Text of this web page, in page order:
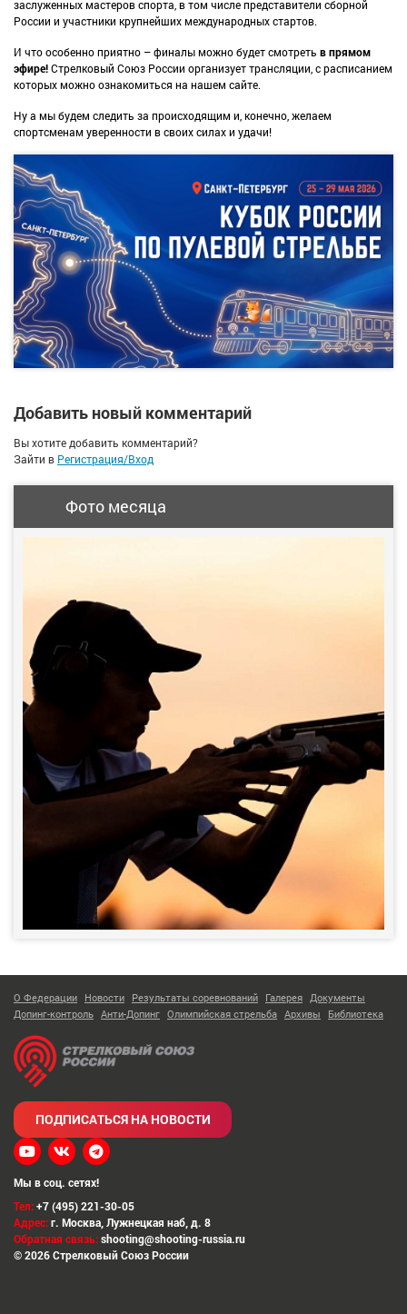
заслуженных мастеров спорта, в том числе представители сборной
России и участники крупнейших международных стартов.
И что особенно приятно – финалы можно будет смотреть в прямом
эфире!Стрелковый Союз России организует трансляции, с расписанием
которых можно ознакомиться на нашем сайте.
Ну а мы будем следить за происходящим и, конечно, желаем
спортсменам уверенности в своих силах и удачи!
Добавить новый комментарий
Вы хотите добавить комментарий?
Зайти в Регистрация/Вход
Фото месяца
О Федерации Новости Результаты соревнований Галерея Документы
Допинг-контроль Анти-Допинг Олимпийская стрельба Архивы Библиотека
Тел:+7 (495) 221-30-05
Адрес:г. Москва Лужнецкая наб, д. 8
Обратная связь:shooting@shooting-russia.ru
© 2026 Стрелковый Союз России
ПОДПИСАТЬСЯ НА НОВОСТИ
Мы в соц. сетях!